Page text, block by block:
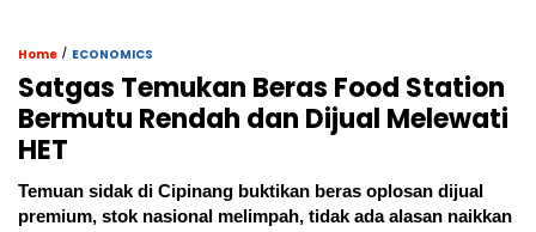
Home / ECONOMICS
Satgas Temukan Beras Food Station
Bermutu Rendah dan Dijual Melewati
HET
Temuan sidak di Cipinang buktikan beras oplosan dijual
premium, stok nasional melimpah, tidak ada alasan naikkan